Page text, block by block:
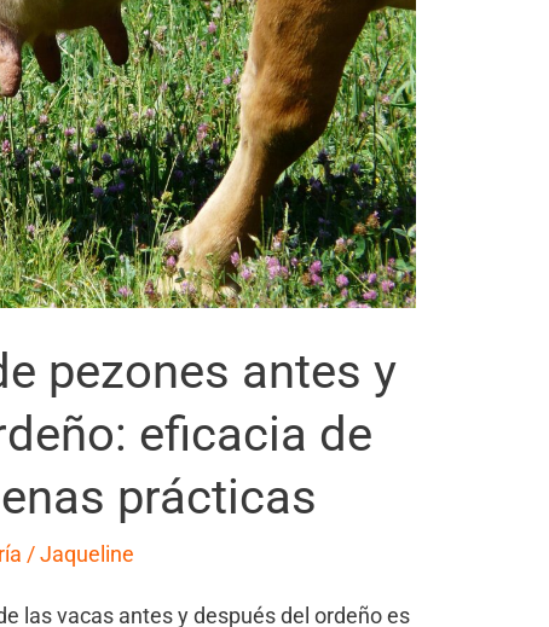
pezones antes y
eficacia de
prácticas
/Jaqueline
las vacas antes y después del ordeño es